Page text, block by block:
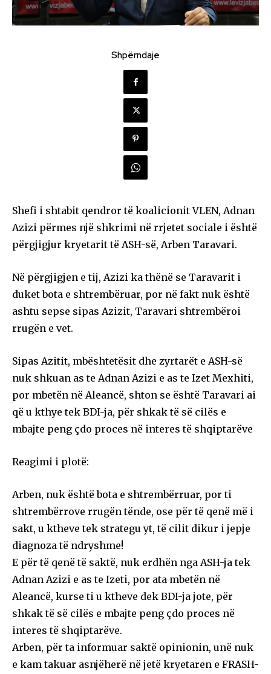
Shpërndaje
Shefi i shtabit qendror të koalicionit VLEN, Adnan
Azizi përmes një shkrimi në rrjetet sociale i është
përgjigjur kryetarit të ASH-së, Arben Taravari.
Në përgjigjen e tij, Azizi ka thënë se Taravarit i
duket bota e shtrembëruar, por në fakt nuk është
ashtu sepse sipas Azizit, Taravari shtrembëroi
rrugën e vet.
Sipas Azitit, mbështetësit dhe zyrtarët e ASH-së
nuk shkuan as te Adnan Azizi e as te Izet Mexhiti,
por mbetën në Aleancë, shton se është Taravari ai
që u kthye tek BDI-ja, për shkak të së cilës e
mbajte peng çdo proces në interes të shqiptarëve
Reagimi i plotë:
Arben, nuk është bota e shtrembërruar, por ti
shtrembërrove rrugën tënde, ose për të qenë më i
sakt, u ktheve tek strategu yt, të cilit dikur i jepje
diagnoza të ndryshme!
E për të qenë të saktë, nuk erdhën nga ASH-ja tek
Adnan Azizi e as te Izeti, por ata mbetën në
Aleancë, kurse ti u ktheve dek BDI-ja jote, për
shkak të së cilës e mbajte peng çdo proces në
interes të shqiptarëve.
Arben, për ta informuar saktë opinionin, unë nuk
e kam takuar asnjëherë në jetë kryetaren e FRASH-